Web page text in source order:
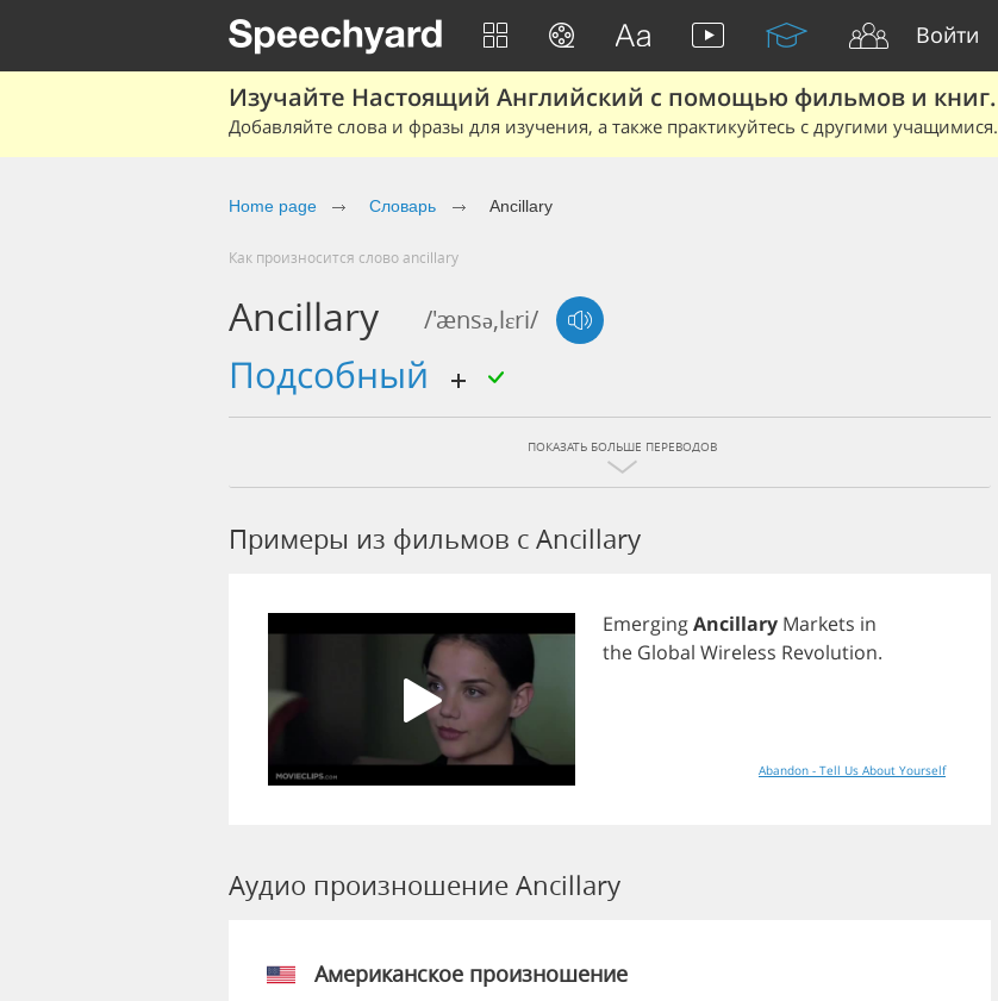
Войти
Изучайте Настоящий Английский с помощью фильмов и книг.
Добавляйте слова и фразы для изучения, а также практикуйтесь с другими учащимися.
Home page Словарь Ancillary
Как произносится слово ancillary
Ancillary /'ænsə,lɛri/
подсобный
ПОКАЗАТЬ БОЛЬШЕ ПЕРЕВОДОВ
Примеры из фильмов c Ancillary
EmergingAncillary Markets in
the Global Wireless Revolution.
Abandon - Tell Us About Yourself
Аудио произношение Ancillary
Американское произношение